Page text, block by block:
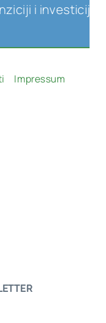
i
Impressum